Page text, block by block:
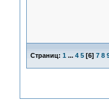
Страниц: 1 ... 4 5[6] 7 8